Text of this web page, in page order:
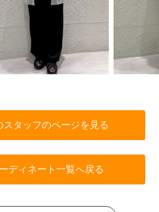
スタッフのページを見る
ディネート一覧へ戻る